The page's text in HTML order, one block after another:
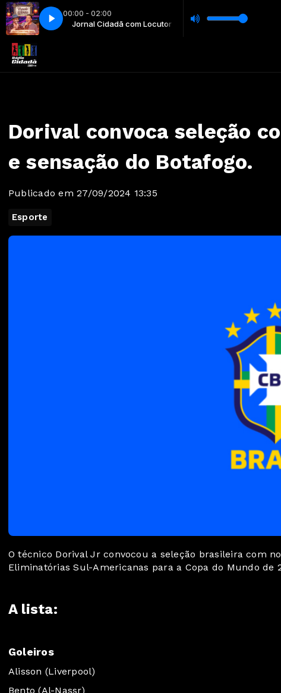
00:00 - 02:00
Locutor Jornal Cidadã com Locutor
parte 1 5778049828719438843Gleydson Gaviao e Wesley
com Locutor Madrugada Cidadã com Locutor
Dorival convoca seleção
e sensação do Botafogo.
Publicado em 27/09/2024 13:35
Esporte
O técnico Dorival Jr convocou a seleção brasileira com
Eliminatórias Sul-Americanas para a Copa do Mundo de
A lista:
Goleiros
Alisson (Liverpool)
Bento (Al-Nassr)